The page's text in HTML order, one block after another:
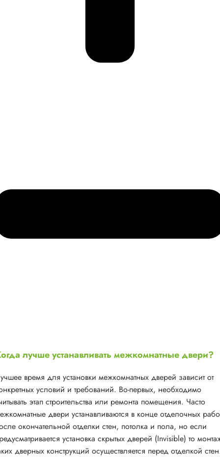
лучше устанавливать межкомнатные двери?
время для установки межкомнатных дверей зависит от
условий и требований. Во-первых, необходимо
этап строительства или ремонта помещения. Часто
двери устанавливаются в конце отделочных
окончательной отделки стен, потолка и пола, но если
установка скрытых дверей (Invisible) то
дверных конструкций осуществляется перед отделкой